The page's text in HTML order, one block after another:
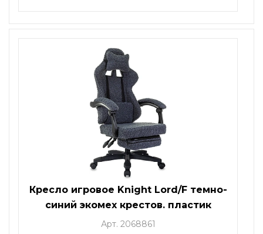
Кресло игровое Knight Lord/F темно-
синий экомех крестов. пластик
подст.для ног
Арт. 2068861